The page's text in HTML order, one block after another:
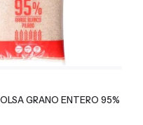
ENTERO 95% 1.8